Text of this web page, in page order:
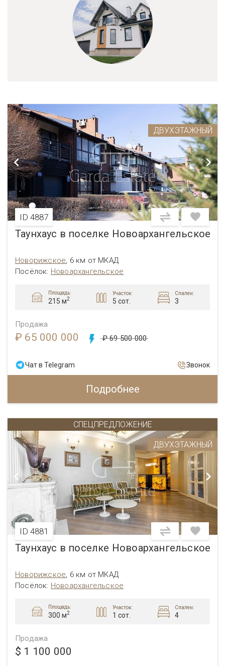
ДВУХЭТАЖНЫЙ
ID 4887
Таунхаус в поселке Новоархангельское
Новорижское, 6 км от МКАД
Посёлок: Новоархангельское
Площадь:
215 м2
Участок:
5 сот.
Спален:
3
Продажа
₽ 65 000 000 ₽ 69 500 000
Чат в Telegram Звонок
Подробнее
СПЕЦПРЕДЛОЖЕНИЕ
ДВУХЭТАЖНЫЙ
ID 4881
Таунхаус в поселке Новоархангельское
Новорижское, 6 км от МКАД
Посёлок: Новоархангельское
Площадь:
300 м2
Участок:
1 сот.
Спален:
4
Продажа
$ 1 100 000